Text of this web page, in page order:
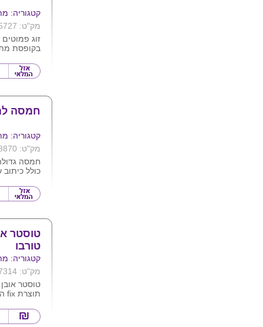
הענק
גל"צ,
אורבך
*"מדהים
בכל בית
*"נכס
וחינוכי ,
בית
לישראל
קטגוריה:
מק"ט: 5727
זוג
בקופסת
חמסה
קטגוריה:
מק"ט: 8870
חמסה
כולל
הלקוח
גודל מוצר 10*12
טורבו
קטגוריה:
מק"ט: 7314
טוסטר
תוצרת fix הספק 2000w
חימום